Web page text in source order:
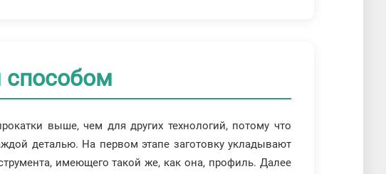
способом
выше, чем для других технологий, потому что
деталью. На первом этапе заготовку укладывают
имеющего такой же, как она, профиль. Далее